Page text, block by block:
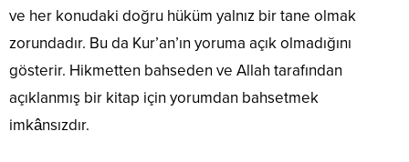
ve her konudaki doğru hüküm yalnız bir tane olmak
zorundadır. Bu da Kur’an’ın yoruma açık olmadığını
gösterir. Hikmetten bahseden ve Allah tarafından
açıklanmış bir kitap için yorumdan bahsetmek
imkânsızdır.